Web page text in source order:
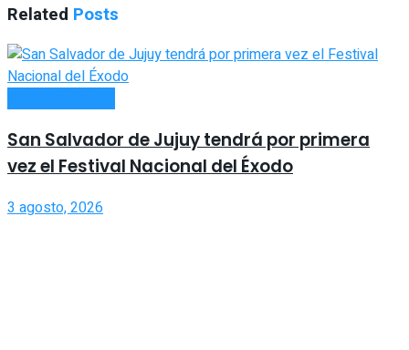
Related Posts
San Salvador de Jujuy tendrá por primera
vez el Festival Nacional del Éxodo
3 agosto, 2026